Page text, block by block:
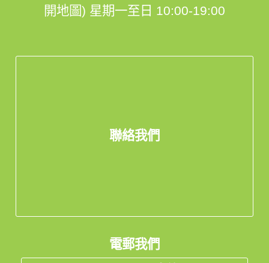
開地圖) 星期一至日 10:00-19:00
聯絡我們
電郵我們